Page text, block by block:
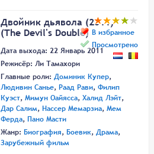
В избранное
Просмотрено
Двойник дьявола (2011)
(The Devil's Double)
Дата выхода: 22 Январь 2011
Режисёр: Ли Тамахори
Главные роли: Доминик Купер,
Людивин Санье, Раад Рави, Филип
Куэст, Мимун Оайясса, Халид Лэйт,
Дар Салим, Нассер Мемарзиа, Мем
Ферда, Пано Масти
Жанр: Биография, Боевик, Драма,
Зарубежный фильм